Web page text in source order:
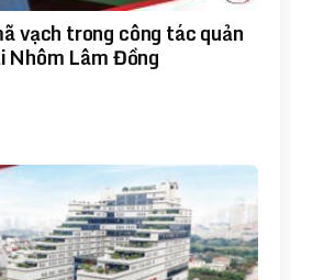
vạch trong công tác quản
Nhôm Lâm Đồng